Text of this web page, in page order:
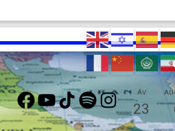
FACEBOOKYOUTUBETIKTOKSPOTIFYINSTAGRAMÁV
23